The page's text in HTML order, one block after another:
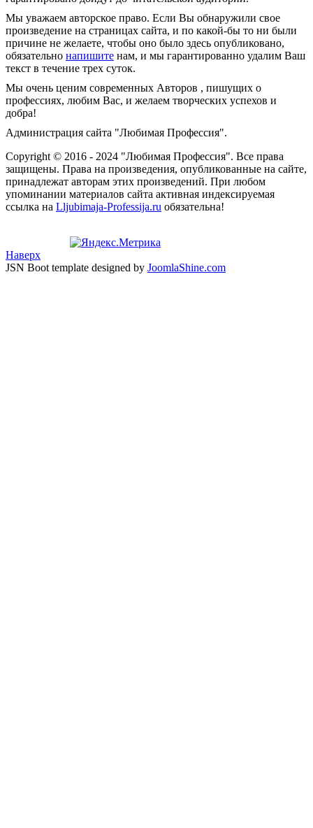
Мы уважаем авторское право. Если Вы обнаружили свое
произведение на страницах сайта, и по какой-бы то ни были
причине не желаете, чтобы оно было здесь опубликовано,
обязательно напишите нам, и мы гарантированно удалим Ваш
текст в течение трех суток.
Мы очень ценим современных Авторов , пишущих о
профессиях, любим Вас, и желаем творческих успехов и
добра!
Администрация сайта "Любимая Профессия".
Copyright © 2016 - 2024 "Любимая Профессия". Все права
защищены. Права на произведения, опубликованные на сайте,
принадлежат авторам этих произведений. При любом
упоминании материалов сайта активная индексируемая
ссылка на Lljubimaja-Professija.ru обязательна!
Наверх
JSN Boot template designed by JoomlaShine.com